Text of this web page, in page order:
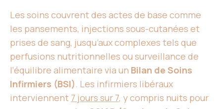
Les soins couvrent des actes de base comme
les pansements, injections sous-cutanées et
prises de sang, jusqu’aux complexes tels que
perfusions nutritionnelles ou surveillance de
l’équilibre alimentaire via un Bilan de Soins
Infirmiers (BSI). Les infirmiers libéraux
interviennent 7 jours sur 7, y compris nuits pour